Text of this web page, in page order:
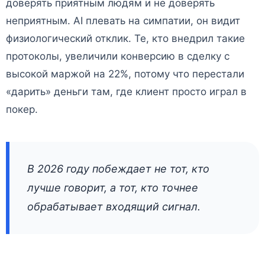
доверять приятным людям и не доверять
неприятным. AI плевать на симпатии, он видит
физиологический отклик. Те, кто внедрил такие
протоколы, увеличили конверсию в сделку с
высокой маржой на 22%, потому что перестали
«дарить» деньги там, где клиент просто играл в
покер.
В 2026 году побеждает не тот, кто
лучше говорит, а тот, кто точнее
обрабатывает входящий сигнал.